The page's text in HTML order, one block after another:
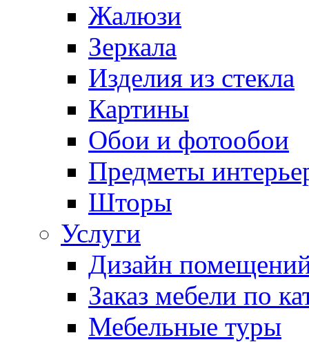
Жалюзи
Зеркала
Изделия из стекла
Картины
Обои и фотообои
Предметы
Шторы
Услуги
Дизайн
Заказ мебели по
Мебельные туры